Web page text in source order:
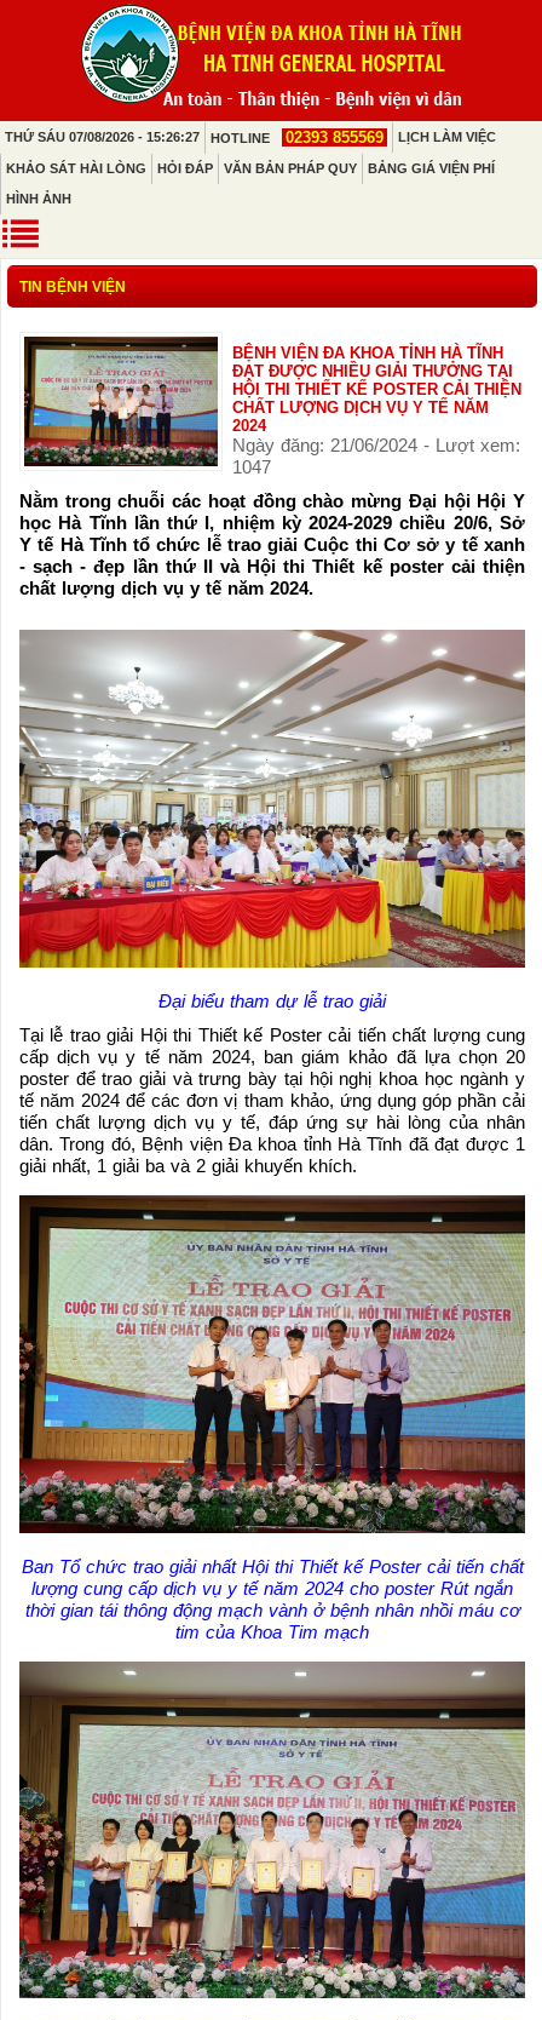
THỨ SÁU 07/08/2026 - 15:26:27 HOTLINE 02393 855569 LỊCH LÀM VIỆC
KHẢO SÁT HÀI LÒNG HỎI ĐÁP VĂN BẢN PHÁP QUY BẢNG GIÁ VIỆN PHÍ
HÌNH ẢNH
TIN BỆNH VIỆN
BỆNH VIỆN ĐA KHOA TỈNH HÀ TĨNH
ĐẠT ĐƯỢC NHIỀU GIẢI THƯỞNG TẠI
HỘI THI THIẾT KẾ POSTER CẢI THIỆN
CHẤT LƯỢNG DỊCH VỤ Y TẾ NĂM
2024
Ngày đăng: 21/06/2024 - Lượt xem:
1047
Nằm trong chuỗi các hoạt đồng chào mừng Đại hội Hội Y
học Hà Tĩnh lần thứ I, nhiệm kỳ 2024-2029 chiều 20/6, Sở
Y tế Hà Tĩnh tổ chức lễ trao giải Cuộc thi Cơ sở y tế xanh
- sạch - đẹp lần thứ II và Hội thi Thiết kế poster cải thiện
chất lượng dịch vụ y tế năm 2024.
Đại biểu tham dự lễ trao giải
Tại lễ trao giải Hội thi Thiết kế Poster cải tiến chất lượng cung
cấp dịch vụ y tế năm 2024, ban giám khảo đã lựa chọn 20
poster để trao giải và trưng bày tại hội nghị khoa học ngành y
tế năm 2024 để các đơn vị tham khảo, ứng dụng góp phần cải
tiến chất lượng dịch vụ y tế, đáp ứng sự hài lòng của nhân
dân. Trong đó, Bệnh viện Đa khoa tỉnh Hà Tĩnh đã đạt được 1
giải nhất, 1 giải ba và 2 giải khuyến khích.
Ban Tổ chức trao giải nhất Hội thi Thiết kế Poster cải tiến chất
lượng cung cấp dịch vụ y tế năm 2024 cho poster Rút ngắn
thời gian tái thông động mạch vành ở bệnh nhân nhồi máu cơ
tim của Khoa Tim mạch